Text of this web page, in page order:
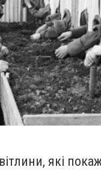
які